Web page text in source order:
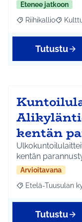
Etenee jatkoon
Rajaa tulokset
Riihikallio Rajaa
Tutustu
kentän
kentän
Arvioitavana
Rajaa tulokset
Etelä-Tuusulan
Tutustu